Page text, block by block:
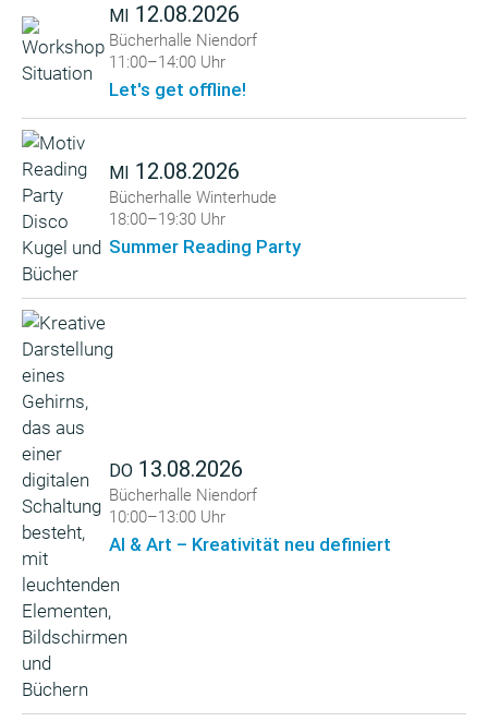
MI 12.08.2026
Bücherhalle Niendorf
11:00–14:00 Uhr
Let's get offline!
MI 12.08.2026
Bücherhalle Winterhude
18:00–19:30 Uhr
Summer Reading Party
DO 13.08.2026
Bücherhalle Niendorf
10:00–13:00 Uhr
AI & Art – Kreativität neu definiert